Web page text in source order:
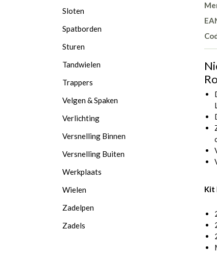
Kit
Sloten
Spatborden
Sturen
Tandwielen
Trappers
Velgen & Spaken
Verlichting
Versnelling Binnen
Versnelling Buiten
Werkplaats
Wielen
Zadelpen
Zadels